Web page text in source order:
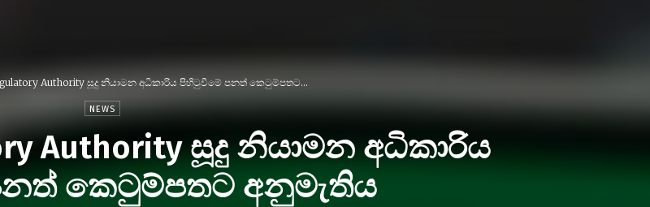
Authority සූදු නියාමන අධිකාරිය පිහිටුවීමේ පනත් කෙටුම්පතට...
NEWS
Authority සූදු නියාමන අධිකාරිය
කෙටුම්පතට අනුමැතිය